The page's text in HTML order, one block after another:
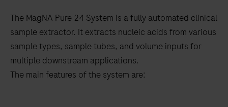
to
scroll
between
the
tabs
The MagNA Pure 24 System is a fully automated clinical
sample extractor. It extracts nucleic acids from various
sample types, sample tubes, and volume inputs for
multiple downstream applications.
The main features of the system are: